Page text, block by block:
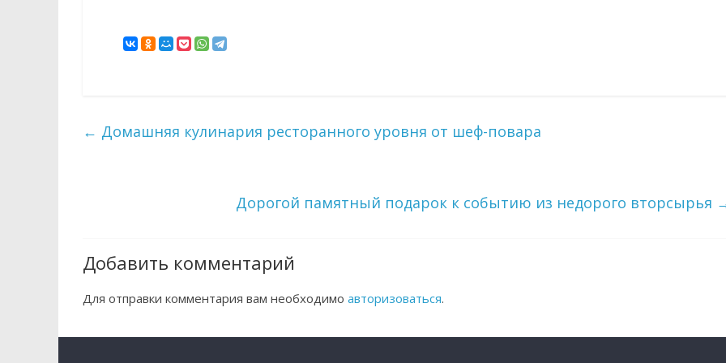
← Домашняя кулинария ресторанного уровня от шеф-повара
Дорогой памятный подарок к событию из недорого вторсырья
Добавить комментарий
Для отправки комментария вам необходимо авторизоваться.